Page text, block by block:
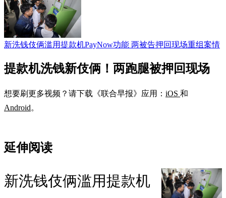
新洗钱伎俩滥用提款机PayNow功能 两被告押回现场重组案情
提款机洗钱新伎俩！两跑腿被押回现场
想要刷更多视频？请下载《联合早报》应用： iOS 和
Android。
延伸阅读
新洗钱伎俩滥用提款机